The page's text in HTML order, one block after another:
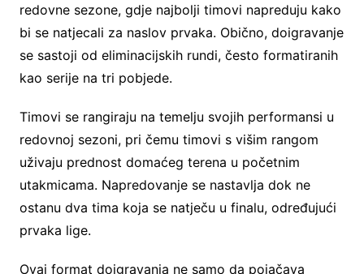
redovne sezone, gdje najbolji timovi napreduju kako
bi se natjecali za naslov prvaka. Obično, doigravanje
se sastoji od eliminacijskih rundi, često formatiranih
kao serije na tri pobjede.
Timovi se rangiraju na temelju svojih performansi u
redovnoj sezoni, pri čemu timovi s višim rangom
uživaju prednost domaćeg terena u početnim
utakmicama. Napredovanje se nastavlja dok ne
ostanu dva tima koja se natječu u finalu, određujući
prvaka lige.
Ovaj format doigravanja ne samo da pojačava